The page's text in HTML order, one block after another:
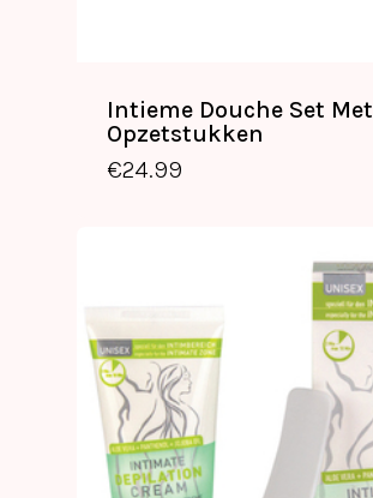
Intieme Douche Set Met
Opzetstukken
€24.99
€24.99